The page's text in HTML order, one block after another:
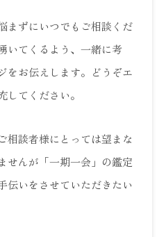
まずにいつでもご相談くだ
いてくるよう、一緒に考
をお伝えします。どうぞエ
してください。
相談者様にとっては望まな
せんが「一期一会」の鑑定
伝いをさせていただきたい